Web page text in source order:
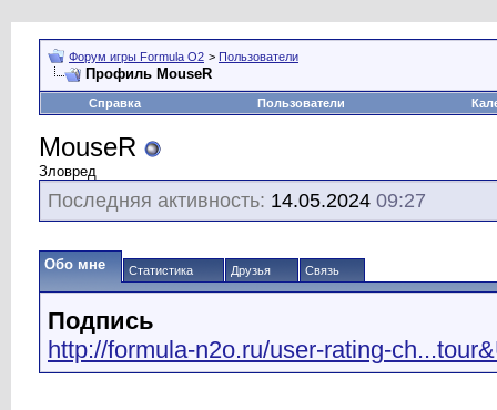
Форум игры Formula O2 > Пользователи
Профиль MouseR
Справка Пользователи
MouseR
Зловред
Последняя активность: 14.05.2024 09:27
Обо мне Статистика Друзья Связь
Подпись
http://formula-n2o.ru/user-rating-